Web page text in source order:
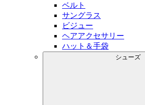
ベルト
サングラス
ビジュー
ヘアアクセサリー
ハット＆手袋
シューズ